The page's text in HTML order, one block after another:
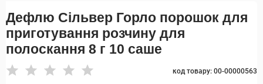
Дефлю Сільвер Горло порошок для
приготування розчину для
полоскання 8 г 10 саше
код товару: 00-00000563